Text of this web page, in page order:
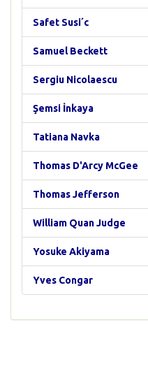
Safet Susi´c
Samuel Beckett
Sergiu Nicolaescu
Şemsi İnkaya
Tatiana Navka
Thomas D'Arcy McGee
Thomas Jefferson
William Quan Judge
Yosuke Akiyama
Yves Congar